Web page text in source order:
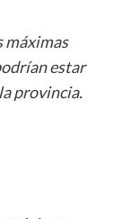
máximas
estar
provincia.